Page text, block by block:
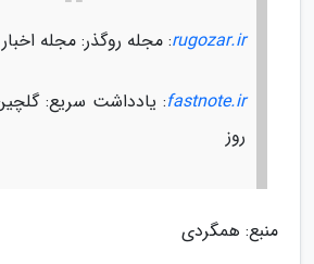
rugozar.ir: مجله روگذر: مجله
fastnote.ir: یادداشت سریع:
روز
منبع: همگردی